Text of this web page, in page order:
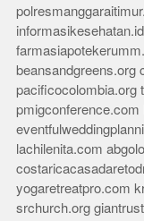
informasikesehatan.id
beansandgreens.org
pacificocolombia.org
pmigconference.com
lachilenita.com
yogaretreatpro.com
srchurch.org